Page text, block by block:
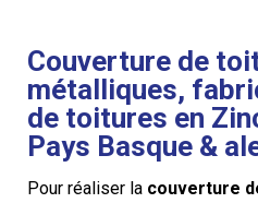
Couverture de
métalliques,
de toitures en
Pays Basque &
Pour réaliser la couverture